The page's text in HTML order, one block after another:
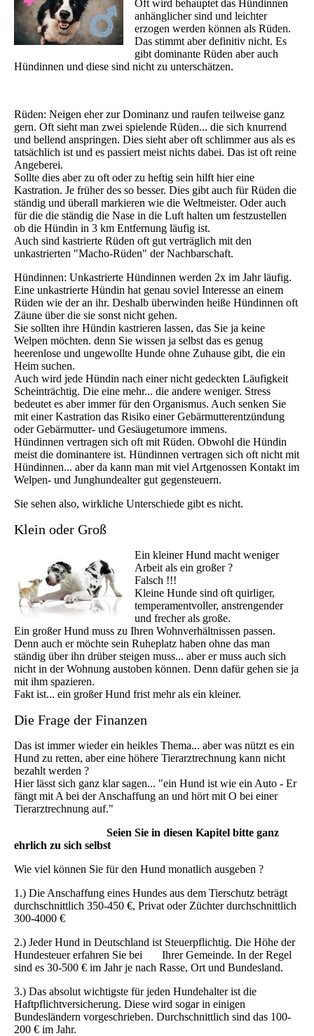
Oft wird behauptet das Hündinnen
anhänglicher sind und leichter
erzogen werden können als Rüden.
Das stimmt aber definitiv nicht. Es
gibt dominante Rüden aber auch
Hündinnen und diese sind nicht zu unterschätzen.
Rüden: Neigen eher zur Dominanz und raufen teilweise ganz
gern. Oft sieht man zwei spielende Rüden... die sich knurrend
und bellend anspringen. Dies sieht aber oft schlimmer aus als es
tatsächlich ist und es passiert meist nichts dabei. Das ist oft reine
Angeberei.
Sollte dies aber zu oft oder zu heftig sein hilft hier eine
Kastration. Je früher des so besser. Dies gibt auch für Rüden die
ständig und überall markieren wie die Weltmeister. Oder auch
für die die ständig die Nase in die Luft halten um festzustellen
ob die Hündin in 3 km Entfernung läufig ist.
Auch sind kastrierte Rüden oft gut verträglich mit den
unkastrierten "Macho-Rüden" der Nachbarschaft.
Hündinnen: Unkastrierte Hündinnen werden 2x im Jahr läufig.
Eine unkastrierte Hündin hat genau soviel Interesse an einem
Rüden wie der an ihr. Deshalb überwinden heiße Hündinnen oft
Zäune über die sie sonst nicht gehen.
Sie sollten ihre Hündin kastrieren lassen, das Sie ja keine
Welpen möchten. denn Sie wissen ja selbst das es genug
heerenlose und ungewollte Hunde ohne Zuhause gibt, die ein
Heim suchen.
Auch wird jede Hündin nach einer nicht gedeckten Läufigkeit
Scheinträchtig. Die eine mehr... die andere weniger. Stress
bedeutet es aber immer für den Organismus. Auch senken Sie
mit einer Kastration das Risiko einer Gebärmutterentzündung
oder Gebärmutter- und Gesäugetumore immens.
Hündinnen vertragen sich oft mit Rüden. Obwohl die Hündin
meist die dominantere ist. Hündinnen vertragen sich oft nicht mit
Hündinnen... aber da kann man mit viel Artgenossen Kontakt im
Welpen- und Junghundealter gut gegensteuern.
Sie sehen also, wirkliche Unterschiede gibt es nicht.
Klein oder Groß
Ein kleiner Hund macht weniger
Arbeit als ein großer ?
Falsch !!!
Kleine Hunde sind oft quirliger,
temperamentvoller, anstrengender
und frecher als große.
Ein großer Hund muss zu Ihren Wohnverhältnissen passen.
Denn auch er möchte sein Ruheplatz haben ohne das man
ständig über ihn drüber steigen muss... aber er muss auch sich
nicht in der Wohnung austoben können. Denn dafür gehen sie ja
mit ihm spazieren.
Fakt ist... ein großer Hund frist mehr als ein kleiner.
Die Frage der Finanzen
Das ist immer wieder ein heikles Thema... aber was nützt es ein
Hund zu retten, aber eine höhere Tierarztrechnung kann nicht
bezahlt werden ?
Hier lässt sich ganz klar sagen... "ein Hund ist wie ein Auto - Er
fängt mit A bei der Anschaffung an und hört mit O bei einer
Tierarztrechnung auf."
Seien Sie in diesen Kapitel bitte ganz
ehrlich zu sich selbst
Wie viel können Sie für den Hund monatlich ausgeben ?
1.) Die Anschaffung eines Hundes aus dem Tierschutz beträgt
durchschnittlich 350-450 €, Privat oder Züchter durchschnittlich
300-4000 €
2.) Jeder Hund in Deutschland ist Steuerpflichtig. Die Höhe der
Hundesteuer erfahren Sie bei Ihrer Gemeinde. In der Regel
sind es 30-500 € im Jahr je nach Rasse, Ort und Bundesland.
3.) Das absolut wichtigste für jeden Hundehalter ist die
Haftpflichtversicherung. Diese wird sogar in einigen
Bundesländern vorgeschrieben. Durchschnittlich sind das 100-
200 € im Jahr.